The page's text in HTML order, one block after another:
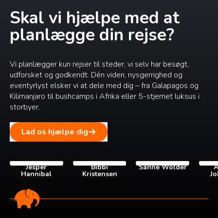
Skal vi hjælpe med at
planlægge din rejse?
Vi planlægger kun rejser til steder, vi selv har besøgt,
udforsket og godkendt. Dén viden, nysgerrighed og
eventyrlyst elsker vi at dele med dig – fra Galapagos og
Kilimanjaro til bushcamps i Afrika eller 5-stjernet luksus i
storbyer.
Lad os hjælpe dig
Jesper
Hannibal
Bibbi
Kristensen
Sanne Wolder